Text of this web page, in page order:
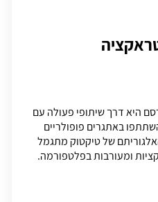
היא דרך שיתופי פעולה עם
באתגרים פופולריים
של טיקטוק מתגמל
ומעורבות בפלטפורמה.